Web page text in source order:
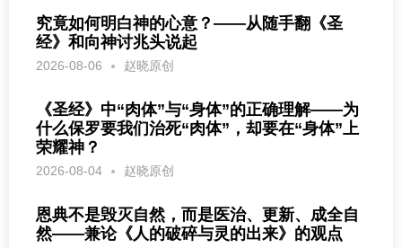
究竟如何明白神的心意？——从随手翻《圣
经》和向神讨兆头说起
2026-08-06 赵晓原创
《圣经》中“肉体”与“身体”的正确理解——为
什么保罗要我们治死“肉体”，却要在“身体”上
荣耀神？
2026-08-04 赵晓原创
恩典不是毁灭自然，而是医治、更新、成全自
然——兼论《人的破碎与灵的出来》的观点